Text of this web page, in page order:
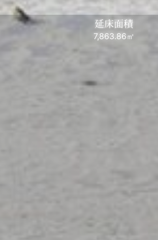
延床面積
7,863.86㎡